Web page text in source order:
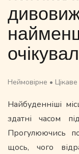
Неймовірне • Цікаве
Найбуденніші
здатні часом
Прогулюючись
щось, чого